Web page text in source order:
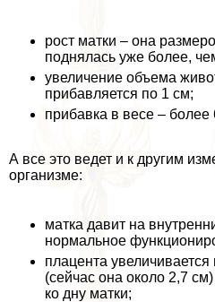
рост матки – она
поднялась уже более,
увеличение объема
прибавляется по 1 см;
прибавка в весе – более
А все это ведет и к другим
организме:
матка давит на
нормальное
плацента
(сейчас она около 2,7
ко дну матки;